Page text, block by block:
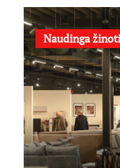
Naudinga žinoti